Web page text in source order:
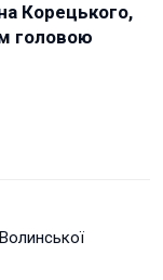
Корецького,
головою